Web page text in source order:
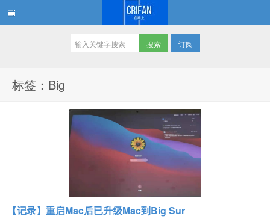
订阅
标签：Big
【记录】重启Mac后已升级Mac到Big Sur